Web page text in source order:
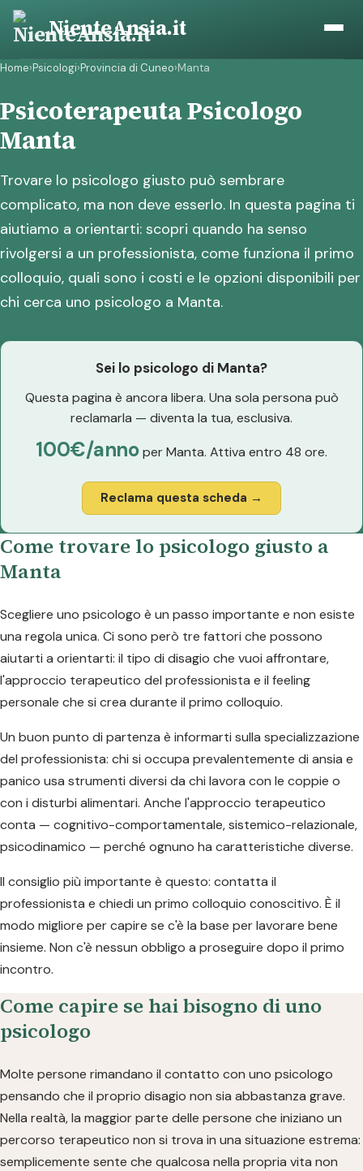
Vai
contenuto
NienteAnsia.it
Home›Psicologi›Provincia di Cuneo›Manta
Psicoterapeuta Psicologo
Manta
Trovare lo psicologo giusto può sembrare
complicato, ma non deve esserlo. In questa pagina ti
aiutiamo a orientarti: scopri quando ha senso
rivolgersi a un professionista, come funziona il primo
colloquio, quali sono i costi e le opzioni disponibili per
chi cerca uno psicologo a Manta.
Sei lo psicologo di Manta?
Questa pagina è ancora libera. Una sola persona può
reclamarla — diventa la tua, esclusiva.
100€/annoper Manta. Attiva entro 48 ore.
Reclama questa scheda →
Come trovare lo psicologo giusto a
Manta
Scegliere uno psicologo è un passo importante e non esiste
una regola unica. Ci sono però tre fattori che possono
aiutarti a orientarti: il tipo di disagio che vuoi affrontare,
l'approccio terapeutico del professionista e il feeling
personale che si crea durante il primo colloquio.
Un buon punto di partenza è informarti sulla specializzazione
del professionista: chi si occupa prevalentemente di ansia e
panico usa strumenti diversi da chi lavora con le coppie o
con i disturbi alimentari. Anche l'approccio terapeutico
conta — cognitivo-comportamentale, sistemico-relazionale,
psicodinamico — perché ognuno ha caratteristiche diverse.
Il consiglio più importante è questo: contatta il
professionista e chiedi un primo colloquio conoscitivo. È il
modo migliore per capire se c'è la base per lavorare bene
insieme. Non c'è nessun obbligo a proseguire dopo il primo
incontro.
Come capire se hai bisogno di uno
psicologo
Molte persone rimandano il contatto con uno psicologo
pensando che il proprio disagio non sia abbastanza grave.
Nella realtà, la maggior parte delle persone che iniziano un
percorso terapeutico non si trova in una situazione estrema:
semplicemente sente che qualcosa nella propria vita non